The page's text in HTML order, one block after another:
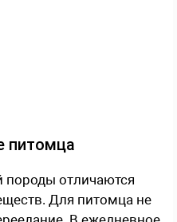
питомца
породы отличаются
Для питомца не